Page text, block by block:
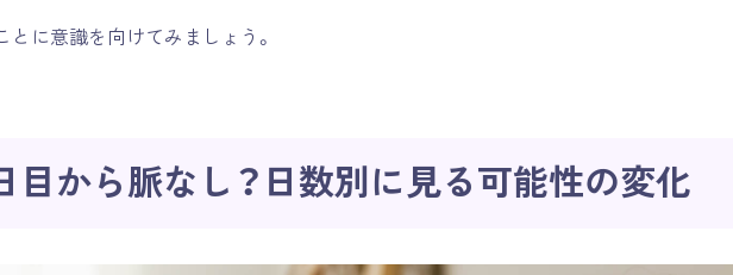
に意識を向けてみましょう。
目から脈なし？日数別に見る可能性の変化